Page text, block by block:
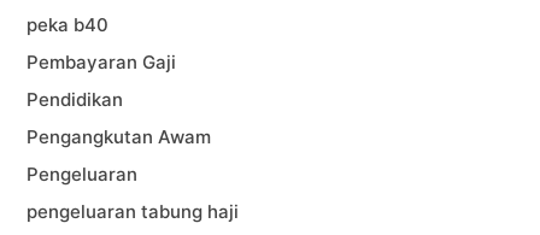
peka b40
Pembayaran Gaji
Pendidikan
Pengangkutan Awam
Pengeluaran
pengeluaran tabung haji